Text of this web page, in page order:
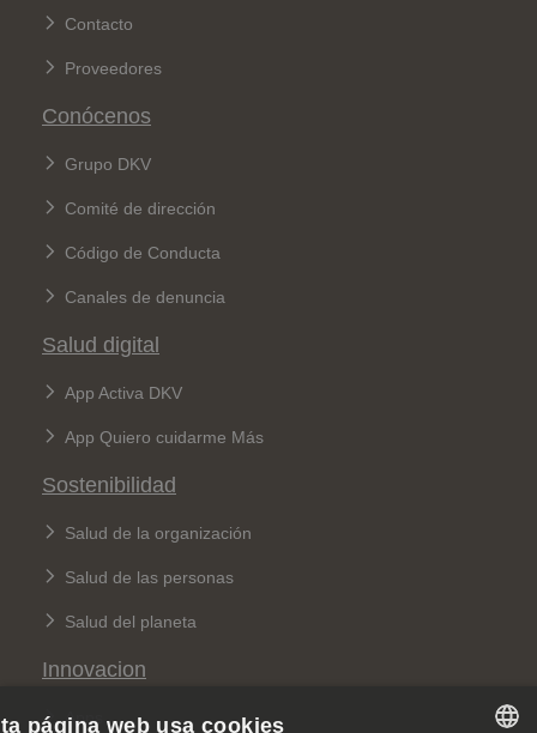
Contacto
Proveedores
Conócenos
Grupo DKV
Comité de dirección
Código de Conducta
Canales de denuncia
Salud digital
App Activa DKV
App Quiero cuidarme Más
Sostenibilidad
Salud de la organización
Salud de las personas
Salud del planeta
Innovacion
Apps
página web usa cookies